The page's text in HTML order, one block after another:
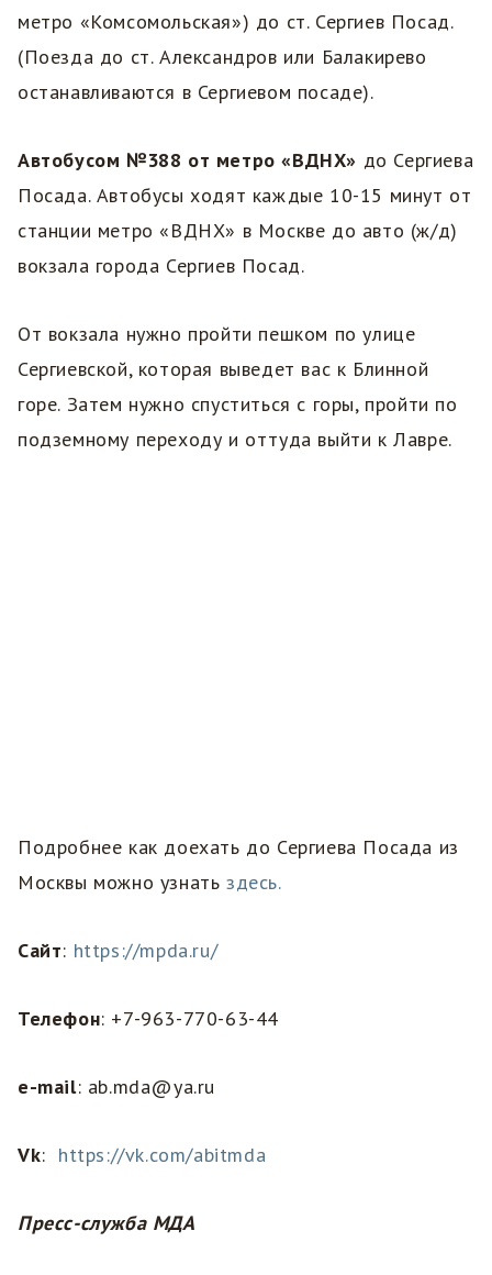
метро «Комсомольская») до ст. Сергиев Посад.
(Поезда до ст. Александров или Балакирево
останавливаются в Сергиевом посаде).
Автобусом №388 от метро «ВДНХ» до Сергиева
Посада. Автобусы ходят каждые 10-15 минут от
станции метро «ВДНХ» в Москве до авто (ж/д)
вокзала города Сергиев Посад.
От вокзала нужно пройти пешком по улице
Сергиевской, которая выведет вас к Блинной
горе. Затем нужно спуститься с горы, пройти по
подземному переходу и оттуда выйти к Лавре.
Подробнее как доехать до Сергиева Посада из
Москвы можно узнать здесь.
Сайт: https://mpda.ru/
Телефон: +7-963-770-63-44
e-mail: ab.mda@ya.ru
Vk: https://vk.com/abitmda
Пресс-служба МДА